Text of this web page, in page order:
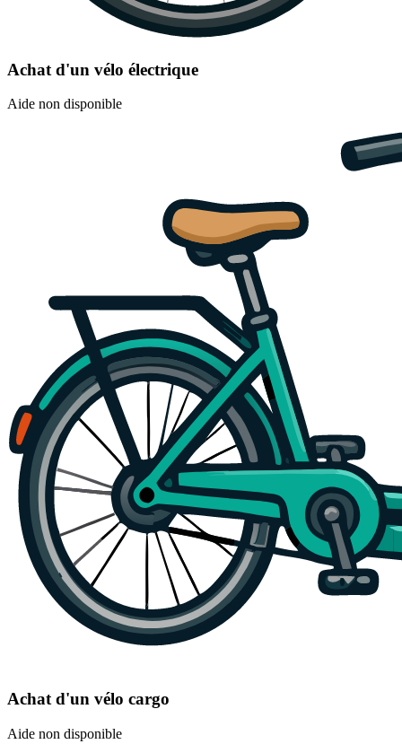
Achat d'un vélo électrique
Aide non disponible
Achat d'un vélo cargo
Aide non disponible